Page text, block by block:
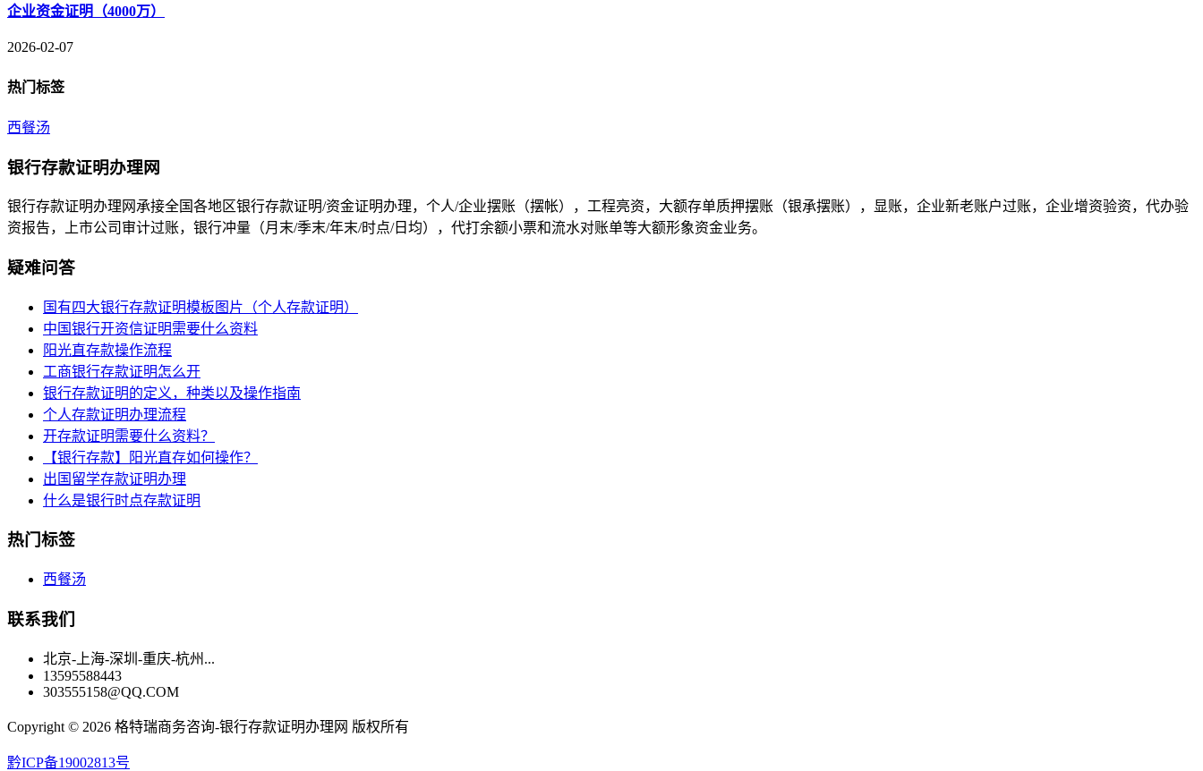
企业资金证明（4000万）
2026-02-07
热门标签
西餐汤
银行存款证明办理网
银行存款证明办理网承接全国各地区银行存款证明/资金证明办理，个人/企业摆账（摆帐），工程亮资，大额存单质押摆账（银承摆账），显账，企业新老账户过账，企业增资验资，代办验
资报告，上市公司审计过账，银行冲量（月末/季末/年末/时点/日均），代打余额小票和流水对账单等大额形象资金业务。
疑难问答
国有四大银行存款证明模板图片（个人存款证明）
中国银行开资信证明需要什么资料
阳光直存款操作流程
工商银行存款证明怎么开
银行存款证明的定义，种类以及操作指南
个人存款证明办理流程
开存款证明需要什么资料？
【银行存款】阳光直存如何操作？
出国留学存款证明办理
什么是银行时点存款证明
热门标签
西餐汤
联系我们
北京-上海-深圳-重庆-杭州...
13595588443
303555158@QQ.COM
Copyright © 2026 格特瑞商务咨询-银行存款证明办理网 版权所有
黔ICP备19002813号